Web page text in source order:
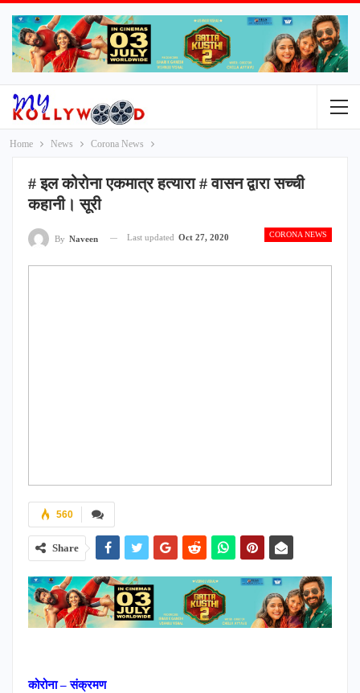
Home News Corona News
# इल कोरोना एकमात्र हत्यारा # वासन द्वारा सच्ची
कहानी। सूरी
CORONA NEWS
By Naveen Last updated Oct 27, 2020
560
Share
कोरोना – संक्रमण